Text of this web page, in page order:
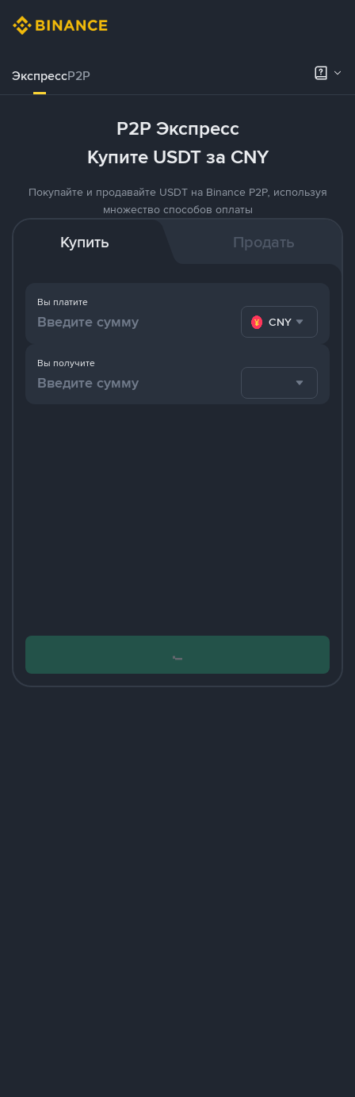
ЭкспрессP2P
P2P Экспресс
Купите USDT за CNY
Покупайте и продавайте USDT на Binance P2P, используя
множество способов оплаты
Купить Продать
Вы платите
CNY
Вы получите